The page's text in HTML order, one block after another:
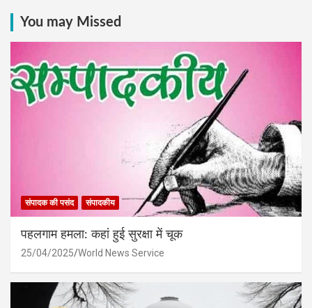
You may Missed
संपादक की पसंद संपादकीय
पहलगाम हमला: कहां हुई सुरक्षा में चूक
25/04/2025 World News Service